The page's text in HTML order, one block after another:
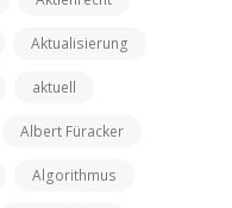
Aktualisierung
aktuell
Albert Füracker
Algorithmus